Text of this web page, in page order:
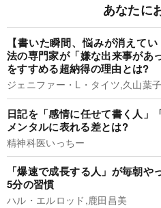
あなたに
【書いた瞬間、悩みが消えて
法の専門家が「嫌な出来事があ
をすすめる超納得の理由とは?
ジェニファー・L・タイツ,久山葉子
日記を「感情に任せて書く人」
メンタルに表れる差とは?
精神科医いっちー
「爆速で成長する人」が毎朝や
5分の習慣
ハル・エルロッド,鹿田昌美